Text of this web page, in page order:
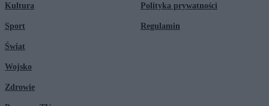
Kultura
Sport
Świat
Wojsko
Zdrowie
Polityka prywatności
Regulamin